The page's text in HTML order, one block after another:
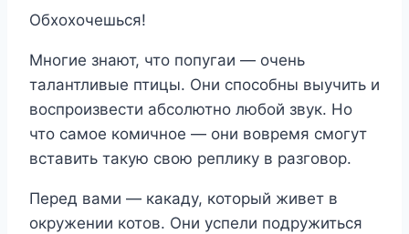
Обхохочешься!
Многие знают, что попугаи — очень
талантливые птицы. Они способны выучить и
воспроизвести абсолютно любой звук. Но
что самое комичное — они вовремя смогут
вставить такую свою реплику в разговор.
Перед вами — какаду, который живет в
окружении котов. Они успели подружиться